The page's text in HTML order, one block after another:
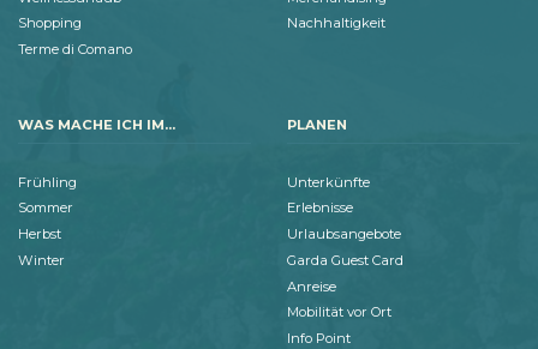
Shopping
Terme di Comano
Nachhaltigkeit
WAS MACHE ICH IM...
Frühling
Sommer
Herbst
Winter
PLANEN
Unterkünfte
Erlebnisse
Urlaubsangebote
Garda Guest Card
Anreise
Mobilität vor Ort
Info Point